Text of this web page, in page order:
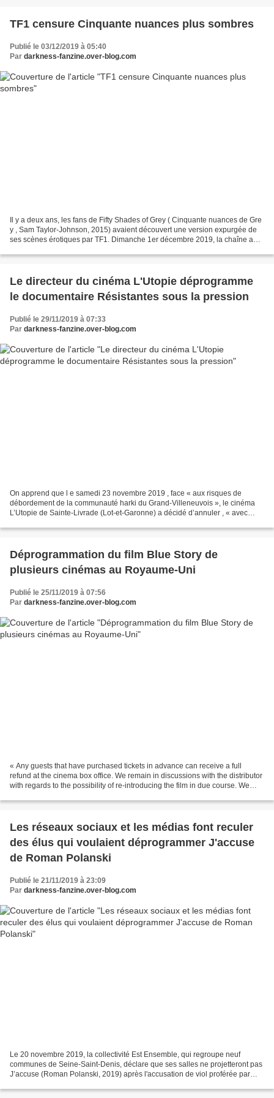
TF1 censure Cinquante nuances plus sombres
Publié le 03/12/2019 à 05:40
Par darkness-fanzine.over-blog.com
Il y a deux ans, les fans de Fifty Shades of Grey ( Cinquante nuances de Gre
y , Sam Taylor-Johnson, 2015) avaient découvert une version expurgée de
ses scènes érotiques par TF1. Dimanche 1er décembre 2019, la chaîne a
Le directeur du cinéma L'Utopie déprogramme
le documentaire Résistantes sous la pression
Publié le 29/11/2019 à 07:33
Par darkness-fanzine.over-blog.com
On apprend que l e samedi 23 novembre 2019 , face « aux risques de
débordement de la communauté harki du Grand-Villeneuvois », le cinéma
L’Utopie de Sainte-Livrade (Lot-et-Garonne) a décidé d’annuler , « avec
Déprogrammation du film Blue Story de
plusieurs cinémas au Royaume-Uni
Publié le 25/11/2019 à 07:56
Par darkness-fanzine.over-blog.com
« Any guests that have purchased tickets in advance can receive a full
refund at the cinema box office. We remain in discussions with the distributor
with regards to the possibility of re-introducing the film in due course. We
Les réseaux sociaux et les médias font reculer
des élus qui voulaient déprogrammer J'accuse
de Roman Polanski
Publié le 21/11/2019 à 23:09
Par darkness-fanzine.over-blog.com
Le 20 novembre 2019, la collectivité Est Ensemble, qui regroupe neuf
communes de Seine-Saint-Denis, déclare que ses salles ne projetteront pas
J’accuse (Roman Polanski, 2019) après l'accusation de viol proférée par